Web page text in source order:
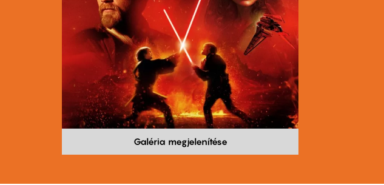
Galéria megjelenítése